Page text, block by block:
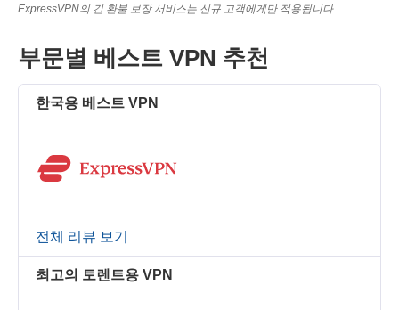
ExpressVPN의 긴 환불 보장 서비스는 신규 고객에게만 적용됩니다.
부문별 베스트 VPN 추천
한국용 베스트 VPN
전체 리뷰 보기
최고의 토렌트용 VPN